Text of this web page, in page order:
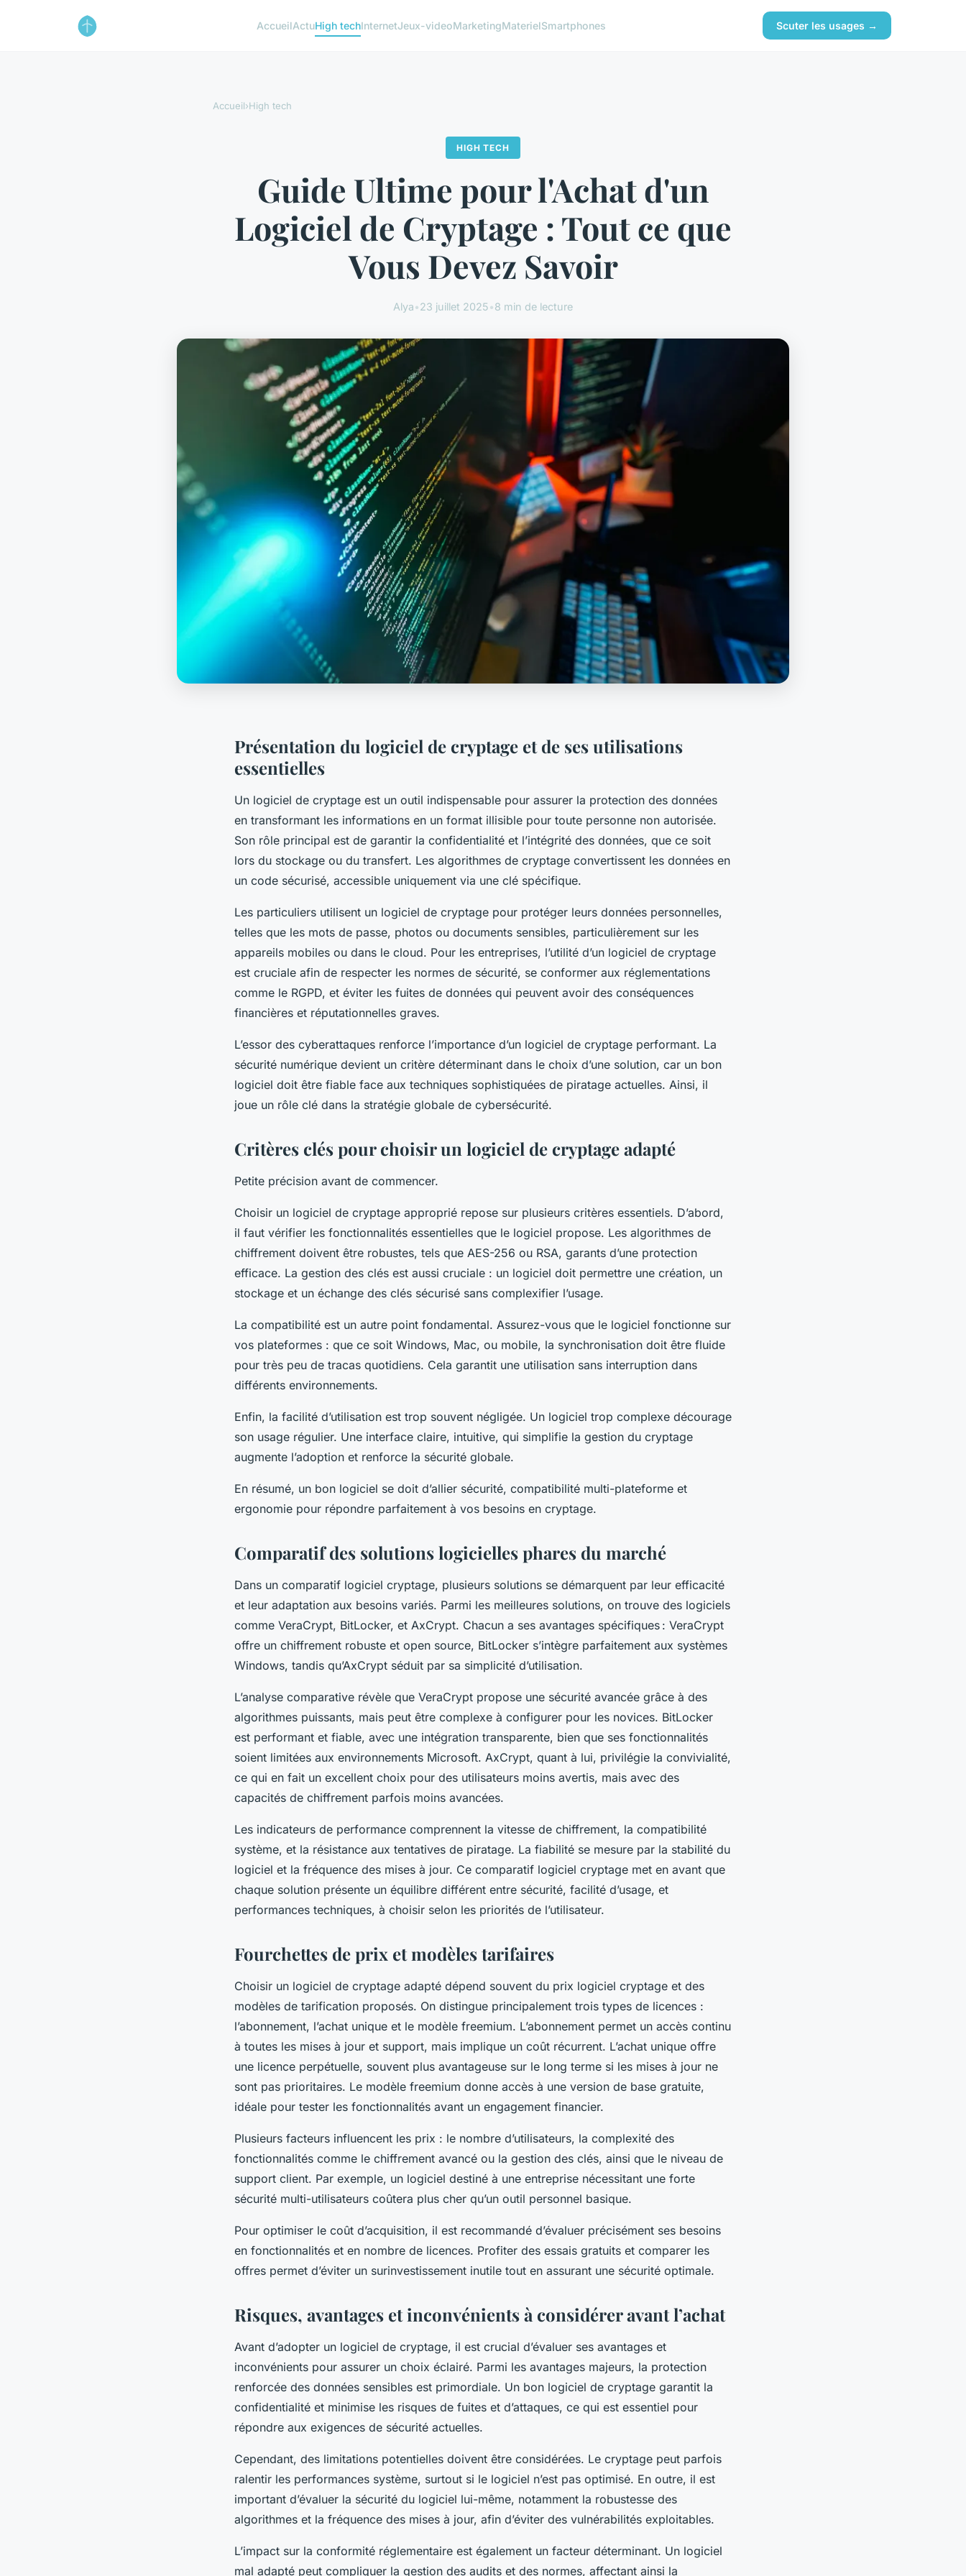
AccueilActuHigh techInternetJeux-videoMarketingMaterielSmartphones Scuter les usages →
Accueil›High tech
HIGH TECH
Guide Ultime pour l'Achat d'un
Logiciel de Cryptage : Tout ce que
Vous Devez Savoir
Alya•23 juillet 2025•8 min de lecture
Présentation du logiciel de cryptage et de ses utilisations
essentielles
Un logiciel de cryptage est un outil indispensable pour assurer la protection des données
en transformant les informations en un format illisible pour toute personne non autorisée.
Son rôle principal est de garantir la confidentialité et l’intégrité des données, que ce soit
lors du stockage ou du transfert. Les algorithmes de cryptage convertissent les données en
un code sécurisé, accessible uniquement via une clé spécifique.
Les particuliers utilisent un logiciel de cryptage pour protéger leurs données personnelles,
telles que les mots de passe, photos ou documents sensibles, particulièrement sur les
appareils mobiles ou dans le cloud. Pour les entreprises, l’utilité d’un logiciel de cryptage
est cruciale afin de respecter les normes de sécurité, se conformer aux réglementations
comme le RGPD, et éviter les fuites de données qui peuvent avoir des conséquences
financières et réputationnelles graves.
L’essor des cyberattaques renforce l’importance d’un logiciel de cryptage performant. La
sécurité numérique devient un critère déterminant dans le choix d’une solution, car un bon
logiciel doit être fiable face aux techniques sophistiquées de piratage actuelles. Ainsi, il
joue un rôle clé dans la stratégie globale de cybersécurité.
Critères clés pour choisir un logiciel de cryptage adapté
Petite précision avant de commencer.
Choisir un logiciel de cryptage approprié repose sur plusieurs critères essentiels. D’abord,
il faut vérifier les fonctionnalités essentielles que le logiciel propose. Les algorithmes de
chiffrement doivent être robustes, tels que AES-256 ou RSA, garants d’une protection
efficace. La gestion des clés est aussi cruciale : un logiciel doit permettre une création, un
stockage et un échange des clés sécurisé sans complexifier l’usage.
La compatibilité est un autre point fondamental. Assurez-vous que le logiciel fonctionne sur
vos plateformes : que ce soit Windows, Mac, ou mobile, la synchronisation doit être fluide
pour très peu de tracas quotidiens. Cela garantit une utilisation sans interruption dans
différents environnements.
Enfin, la facilité d’utilisation est trop souvent négligée. Un logiciel trop complexe décourage
son usage régulier. Une interface claire, intuitive, qui simplifie la gestion du cryptage
augmente l’adoption et renforce la sécurité globale.
En résumé, un bon logiciel se doit d’allier sécurité, compatibilité multi-plateforme et
ergonomie pour répondre parfaitement à vos besoins en cryptage.
Comparatif des solutions logicielles phares du marché
Dans un comparatif logiciel cryptage, plusieurs solutions se démarquent par leur efficacité
et leur adaptation aux besoins variés. Parmi les meilleures solutions, on trouve des logiciels
comme VeraCrypt, BitLocker, et AxCrypt. Chacun a ses avantages spécifiques : VeraCrypt
offre un chiffrement robuste et open source, BitLocker s’intègre parfaitement aux systèmes
Windows, tandis qu’AxCrypt séduit par sa simplicité d’utilisation.
L’analyse comparative révèle que VeraCrypt propose une sécurité avancée grâce à des
algorithmes puissants, mais peut être complexe à configurer pour les novices. BitLocker
est performant et fiable, avec une intégration transparente, bien que ses fonctionnalités
soient limitées aux environnements Microsoft. AxCrypt, quant à lui, privilégie la convivialité,
ce qui en fait un excellent choix pour des utilisateurs moins avertis, mais avec des
capacités de chiffrement parfois moins avancées.
Les indicateurs de performance comprennent la vitesse de chiffrement, la compatibilité
système, et la résistance aux tentatives de piratage. La fiabilité se mesure par la stabilité du
logiciel et la fréquence des mises à jour. Ce comparatif logiciel cryptage met en avant que
chaque solution présente un équilibre différent entre sécurité, facilité d’usage, et
performances techniques, à choisir selon les priorités de l’utilisateur.
Fourchettes de prix et modèles tarifaires
Choisir un logiciel de cryptage adapté dépend souvent du prix logiciel cryptage et des
modèles de tarification proposés. On distingue principalement trois types de licences :
l’abonnement, l’achat unique et le modèle freemium. L’abonnement permet un accès continu
à toutes les mises à jour et support, mais implique un coût récurrent. L’achat unique offre
une licence perpétuelle, souvent plus avantageuse sur le long terme si les mises à jour ne
sont pas prioritaires. Le modèle freemium donne accès à une version de base gratuite,
idéale pour tester les fonctionnalités avant un engagement financier.
Plusieurs facteurs influencent les prix : le nombre d’utilisateurs, la complexité des
fonctionnalités comme le chiffrement avancé ou la gestion des clés, ainsi que le niveau de
support client. Par exemple, un logiciel destiné à une entreprise nécessitant une forte
sécurité multi-utilisateurs coûtera plus cher qu’un outil personnel basique.
Pour optimiser le coût d’acquisition, il est recommandé d’évaluer précisément ses besoins
en fonctionnalités et en nombre de licences. Profiter des essais gratuits et comparer les
offres permet d’éviter un surinvestissement inutile tout en assurant une sécurité optimale.
Risques, avantages et inconvénients à considérer avant l’achat
Avant d’adopter un logiciel de cryptage, il est crucial d’évaluer ses avantages et
inconvénients pour assurer un choix éclairé. Parmi les avantages majeurs, la protection
renforcée des données sensibles est primordiale. Un bon logiciel de cryptage garantit la
confidentialité et minimise les risques de fuites et d’attaques, ce qui est essentiel pour
répondre aux exigences de sécurité actuelles.
Cependant, des limitations potentielles doivent être considérées. Le cryptage peut parfois
ralentir les performances système, surtout si le logiciel n’est pas optimisé. En outre, il est
important d’évaluer la sécurité du logiciel lui-même, notamment la robustesse des
algorithmes et la fréquence des mises à jour, afin d’éviter des vulnérabilités exploitables.
L’impact sur la conformité réglementaire est également un facteur déterminant. Un logiciel
mal adapté peut compliquer la gestion des audits et des normes, affectant ainsi la